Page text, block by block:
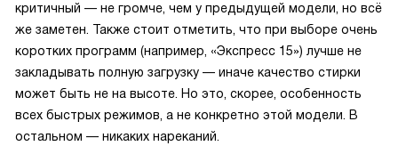
критичный — не громче, чем у предыдущей модели, но всё
же заметен. Также стоит отметить, что при выборе очень
коротких программ (например, «Экспресс 15») лучше не
закладывать полную загрузку — иначе качество стирки
может быть не на высоте. Но это, скорее, особенность
всех быстрых режимов, а не конкретно этой модели. В
остальном — никаких нареканий.